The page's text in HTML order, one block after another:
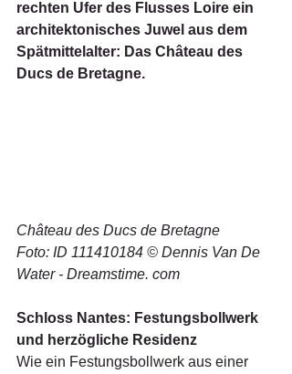
rechten Ufer des Flusses Loire ein
architektonisches Juwel aus dem
Spätmittelalter: Das Château des
Ducs de Bretagne.
Château des Ducs de Bretagne
Foto: ID 111410184 © Dennis Van De
Water - Dreamstime. com
Schloss Nantes: Festungsbollwerk
und herzögliche Residenz
Wie ein Festungsbollwerk aus einer